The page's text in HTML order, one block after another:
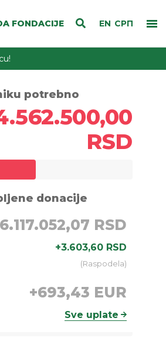
EN СРП
FONDACIJE
potrebno
RSD
donacije
6.117.052,07 RSD
+3.603,60 RSD
(Raspodela)
+693,43 EUR
Sve uplate